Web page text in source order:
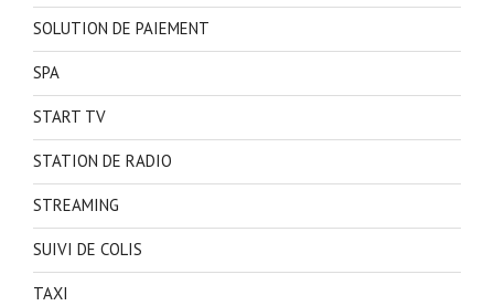
SOLUTION DE PAIEMENT
SPA
START TV
STATION DE RADIO
STREAMING
SUIVI DE COLIS
TAXI